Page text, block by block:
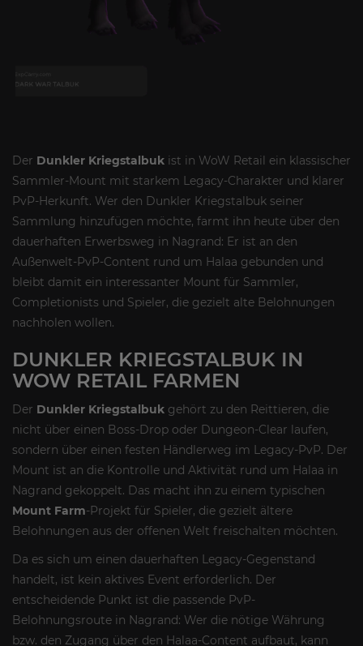
Der Dunkler Kriegstalbuk ist in WoW Retail ein klassischer
Sammler-Mount mit starkem Legacy-Charakter und klarer
PvP-Herkunft. Wer den Dunkler Kriegstalbuk seiner
Sammlung hinzufügen möchte, farmt ihn heute über den
dauerhaften Erwerbsweg in Nagrand: Er ist an den
Außenwelt-PvP-Content rund um Halaa gebunden und
bleibt damit ein interessanter Mount für Sammler,
Completionists und Spieler, die gezielt alte Belohnungen
nachholen wollen.
DUNKLER KRIEGSTALBUK IN
WOW RETAIL FARMEN
Der Dunkler Kriegstalbuk gehört zu den Reittieren, die
nicht über einen Boss-Drop oder Dungeon-Clear laufen,
sondern über einen festen Händlerweg im Legacy-PvP. Der
Mount ist an die Kontrolle und Aktivität rund um Halaa in
Nagrand gekoppelt. Das macht ihn zu einem typischen
Mount Farm-Projekt für Spieler, die gezielt ältere
Belohnungen aus der offenen Welt freischalten möchten.
Da es sich um einen dauerhaften Legacy-Gegenstand
handelt, ist kein aktives Event erforderlich. Der
entscheidende Punkt ist die passende PvP-
Belohnungsroute in Nagrand: Wer die nötige Währung
bzw. den Zugang über den Halaa-Content aufbaut, kann